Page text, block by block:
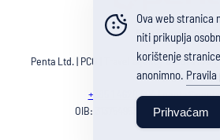
Pravila privatnosti
Penta Ltd. | PCO | Travel agency Izidora
Croatia
+385 1 4628 604|
OIB: 31375495391 | ID code: HR-
Ova web stranica
niti prikuplja
korištenje
anonimno.
Prihvaćam